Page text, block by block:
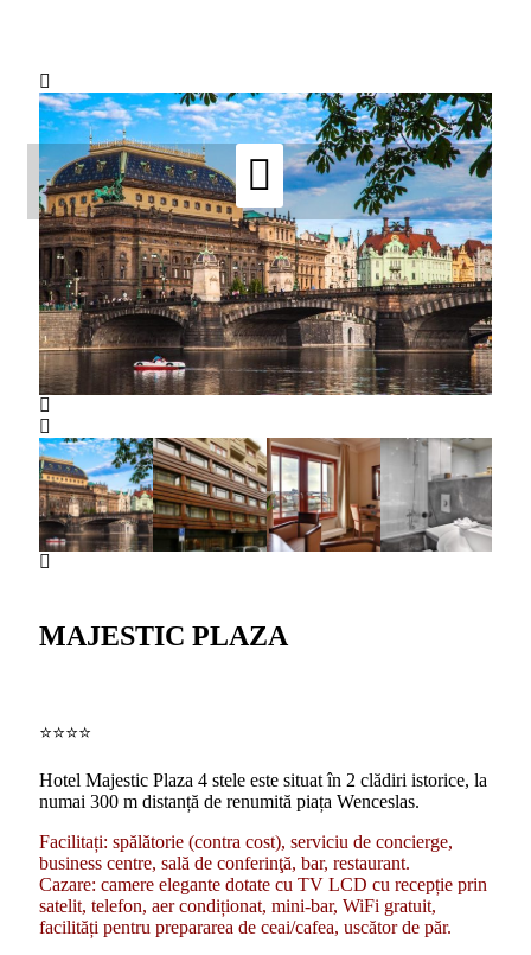
MAJESTIC PLAZA
⭐️⭐️⭐️⭐️
Hotel Majestic Plaza 4 stele este situat în 2 clădiri istorice, la
numai 300 m distanță de renumită piața Wenceslas.
Facilitați: spălătorie (contra cost), serviciu de concierge,
business centre, sală de conferinţă, bar, restaurant.
Cazare: camere elegante dotate cu TV LCD cu recepție prin
satelit, telefon, aer condiționat, mini-bar, WiFi gratuit,
facilități pentru prepararea de ceai/cafea, uscător de păr.